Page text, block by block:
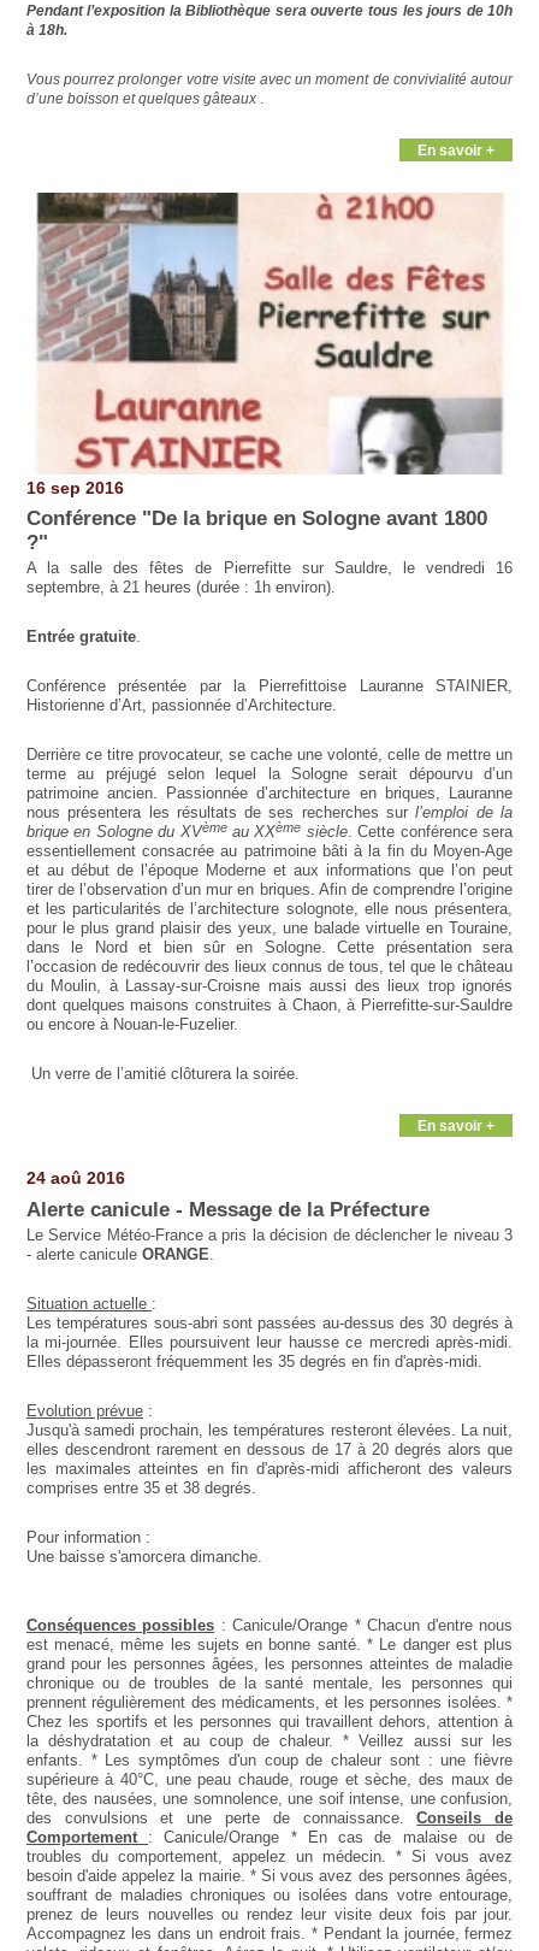
Pendant l’exposition la Bibliothèque sera ouverte tous les jours de 10h
à 18h.
Vous pourrez prolonger votre visite avec un moment de convivialité autour
d’une boisson et quelques gâteaux
En savoir +
16 sep 2016
Conférence "De la brique en Sologne avant 1800
?"
A la salle des fêtes de Pierrefitte sur Sauldre, le vendredi 16
septembre, à 21 heures (durée : 1h environ).
Entrée gratuite.
Conférence présentée par la Pierrefittoise Lauranne STAINIER,
Historienne d’Art, passionnée d’Architecture.
Derrière ce titre provocateur, se cache une volonté, celle de mettre un
terme au préjugé selon lequel la Sologne serait dépourvu d’un
patrimoine ancien. Passionnée d’architecture en briques, Lauranne
nous présentera les résultats de ses recherches surl’emploi de la
brique en Sologne du XVèmeau XXème siècle. Cette conférence sera
essentiellement consacrée au patrimoine bâti à la fin du Moyen-Age
et au début de l’époque Moderne et aux informations que l’on peut
tirer de l’observation d’un mur en briques. Afin de comprendre l’origine
et les particularités de l’architecture solognote, elle nous présentera,
pour le plus grand plaisir des yeux, une balade virtuelle en Touraine,
dans le Nord et bien sûr en Sologne. Cette présentation sera
l’occasion de redécouvrir des lieux connus de tous, tel que le château
du Moulin, à Lassay-sur-Croisne mais aussi des lieux trop ignorés
dont quelques maisons construites à Chaon, à Pierrefitte-sur-Sauldre
ou encore à Nouan-le-Fuzelier.
Un verre de l’amitié clôturera la soirée.
En savoir +
24 aoû 2016
Alerte canicule - Message de la Préfecture
Le Service Météo-France a pris la décision de déclencher le niveau 3
- alerte caniculeORANGE.
Situation actuelle :
Les températures sous-abri sont passées au-dessus des 30 degrés à
la mi-journée. Elles poursuivent leur hausse ce mercredi après-midi.
Elles dépasseront fréquemment les 35 degrés en fin d'après-midi.
Evolution prévue:
Jusqu'à samedi prochain, les températures resteront élevées. La nuit,
elles descendront rarement en dessous de 17 à 20 degrés alors que
les maximales atteintes en fin d'après-midi afficheront des valeurs
comprises entre 35 et 38 degrés.
Pour information :
Une baisse s'amorcera dimanche.
Conséquences possibles : Canicule/Orange * Chacun d'entre nous
est menacé, même les sujets en bonne santé. * Le danger est plus
grand pour les personnes âgées, les personnes atteintes de maladie
chronique ou de troubles de la santé mentale, les personnes qui
prennent régulièrement des médicaments, et les personnes isolées. *
Chez les sportifs et les personnes qui travaillent dehors, attention à
la déshydratation et au coup de chaleur. * Veillez aussi sur les
enfants. * Les symptômes d'un coup de chaleur sont : une fièvre
supérieure à 40°C, une peau chaude, rouge et sèche, des maux de
tête, des nausées, une somnolence, une soif intense, une confusion,
des convulsions et une perte de connaissance.Conseils de
Comportement : Canicule/Orange * En cas de malaise ou de
troubles du comportement, appelez un médecin. * Si vous avez
besoin d'aide appelez la mairie. * Si vous avez des personnes âgées,
souffrant de maladies chroniques ou isolées dans votre entourage,
prenez de leurs nouvelles ou rendez leur visite deux fois par jour.
Accompagnez les dans un endroit frais. * Pendant la journée, fermez